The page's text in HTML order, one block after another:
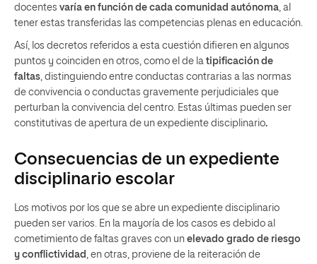
docentes varía en función de cada comunidad autónoma , al
tener estas transferidas las competencias plenas en educación.
Así, los decretos referidos a esta cuestión difieren en algunos
puntos y coinciden en otros, como el de la tipificación de
faltas , distinguiendo entre conductas contrarias a las normas
de convivencia o conductas gravemente perjudiciales que
perturban la convivencia del centro. Estas últimas pueden ser
constitutivas de apertura de un expediente disciplinario.
Consecuencias de un expediente
disciplinario escolar
Los motivos por los que se abre un expediente disciplinario
pueden ser varios. En la mayoría de los casos es debido al
cometimiento de faltas graves con un elevado grado de riesgo
y conflictividad , en otras, proviene de la reiteración de